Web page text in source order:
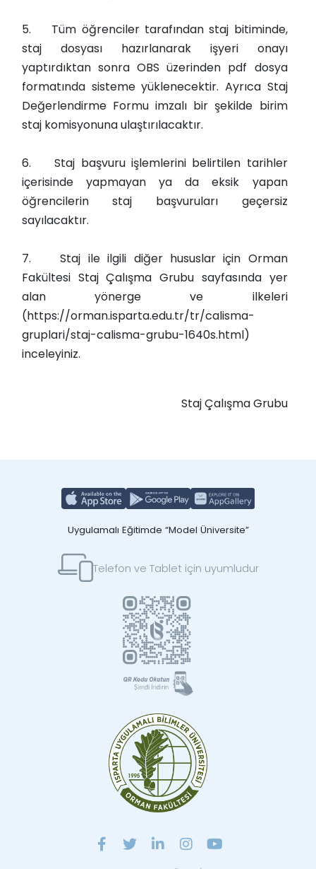
5.
Tüm öğrenciler tarafından staj bitiminde,
staj dosyası hazırlanarak işyeri onayı
yaptırdıktan sonra OBS üzerinden pdf dosya
formatında sisteme yüklenecektir. Ayrıca Staj
Değerlendirme Formu imzalı bir şekilde birim
staj komisyonuna ulaştırılacaktır.
6.
Staj başvuru işlemlerini belirtilen tarihler
içerisinde yapmayan ya da eksik yapan
öğrencilerin staj başvuruları geçersiz
sayılacaktır.
7.
Staj ile ilgili diğer hususlar için Orman
Fakültesi Staj Çalışma Grubu sayfasında yer
alan yönerge ve ilkeleri
(https://orman.isparta.edu.tr/tr/calisma-
gruplari/staj-calisma-grubu-1640s.html)
inceleyiniz.
Staj Çalışma Grubu
Uygulamalı Eğitimde “Model Üniversite”
Telefon ve Tablet için uyumludur